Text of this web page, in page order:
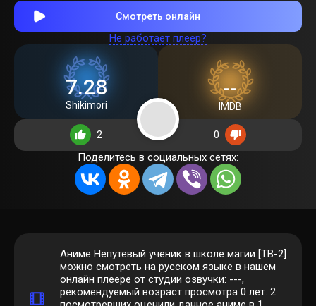
Смотреть онлайн
Не работает плеер?
7.28
Shikimori
--
IMDB
2
0
Поделитесь в социальных сетях:
Аниме Непутевый ученик в школе магии [ТВ-2]
можно смотреть на русском языке в нашем
онлайн плеере от студии озвучки: ---,
рекомендуемый возраст просмотра 0 лет. 2